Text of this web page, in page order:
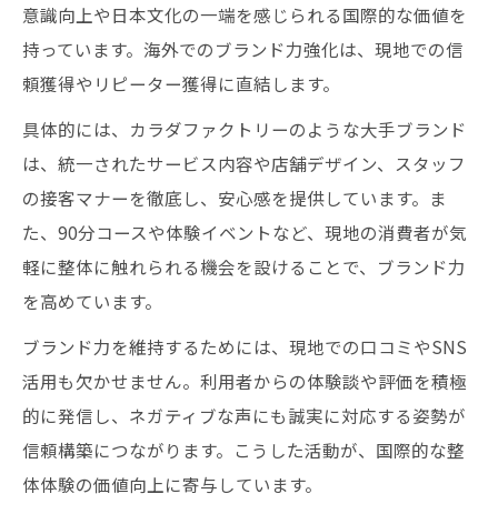
意識向上や日本文化の一端を感じられる国際的な価値を
持っています。海外でのブランド力強化は、現地での信
頼獲得やリピーター獲得に直結します。
具体的には、カラダファクトリーのような大手ブランド
は、統一されたサービス内容や店舗デザイン、スタッフ
の接客マナーを徹底し、安心感を提供しています。ま
た、90分コースや体験イベントなど、現地の消費者が気
軽に整体に触れられる機会を設けることで、ブランド力
を高めています。
ブランド力を維持するためには、現地での口コミやSNS
活用も欠かせません。利用者からの体験談や評価を積極
的に発信し、ネガティブな声にも誠実に対応する姿勢が
信頼構築につながります。こうした活動が、国際的な整
体体験の価値向上に寄与しています。